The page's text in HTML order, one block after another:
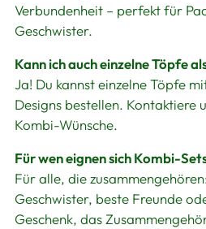
Verbundenheit – perfekt für
Geschwister.
Kann ich auch einzelne Töpfe
Ja! Du kannst einzelne Töpfe
Designs bestellen. Kontaktiere
Kombi-Wünsche.
Für wen eignen sich Kombi-
Für alle, die
Geschwister, beste Freunde
Geschenk, das